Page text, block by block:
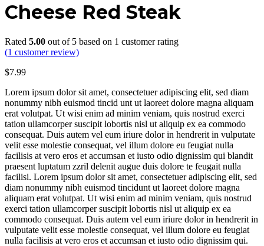
Cheese Red Steak
Rated 5.00 out of 5 based on 1 customer rating
(1 customer review)
$7.99
Lorem ipsum dolor sit amet, consectetuer adipiscing elit, sed diam
nonummy nibh euismod tincid unt ut laoreet dolore magna aliquam
erat volutpat. Ut wisi enim ad minim veniam, quis nostrud exerci
tation ullamcorper suscipit lobortis nisl ut aliquip ex ea commodo
consequat. Duis autem vel eum iriure dolor in hendrerit in vulputate
velit esse molestie consequat, vel illum dolore eu feugiat nulla
facilisis at vero eros et accumsan et iusto odio dignissim qui blandit
praesent luptatum zzril delenit augue duis dolore te feugait nulla
facilisi. Lorem ipsum dolor sit amet, consectetuer adipiscing elit, sed
diam nonummy nibh euismod tincidunt ut laoreet dolore magna
aliquam erat volutpat. Ut wisi enim ad minim veniam, quis nostrud
exerci tation ullamcorper suscipit lobortis nisl ut aliquip ex ea
commodo consequat. Duis autem vel eum iriure dolor in hendrerit in
vulputate velit esse molestie consequat, vel illum dolore eu feugiat
nulla facilisis at vero eros et accumsan et iusto odio dignissim qui.